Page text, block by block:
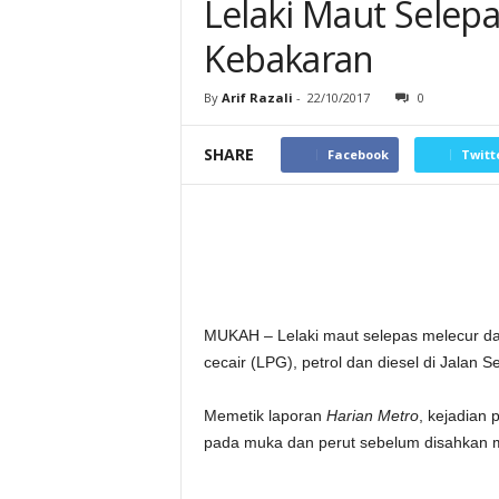
Lelaki Maut
Kebakaran
By Arif Razali - 22/10/2017 0
SHARE Facebook
MUKAH – Lelaki maut selepas melecur
cecair (LPG), petrol dan diesel di Jalan
Memetik laporan Harian Metro, kejadian
pada muka dan perut sebelum disahkan